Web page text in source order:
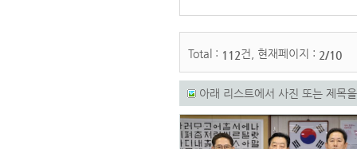
Total : 112건, 현재페이지 : 2/10
아래 리스트에서 사진 또는 제목